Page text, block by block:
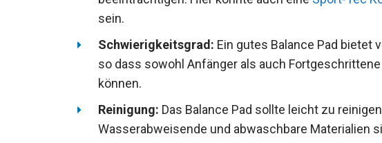
Platz bieten, um vielseitige Übungen ausführen zu
nützlich sein.
Schwierigkeitsgrad:
werden können.